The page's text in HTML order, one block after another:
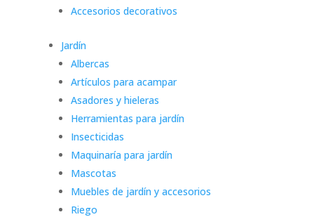
Accesorios decorativos
Jardín
Albercas
Artículos para acampar
Asadores y hieleras
Herramientas para jardín
Insecticidas
Maquinaría para jardín
Mascotas
Muebles de jardín y accesorios
Riego